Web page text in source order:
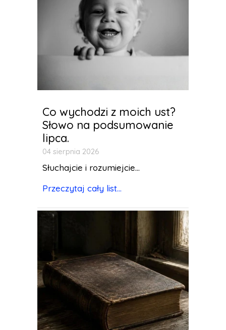
Co wychodzi z moich ust?
Słowo na podsumowanie
lipca.
04 sierpnia 2026
Słuchajcie i rozumiejcie...
Przeczytaj cały list...